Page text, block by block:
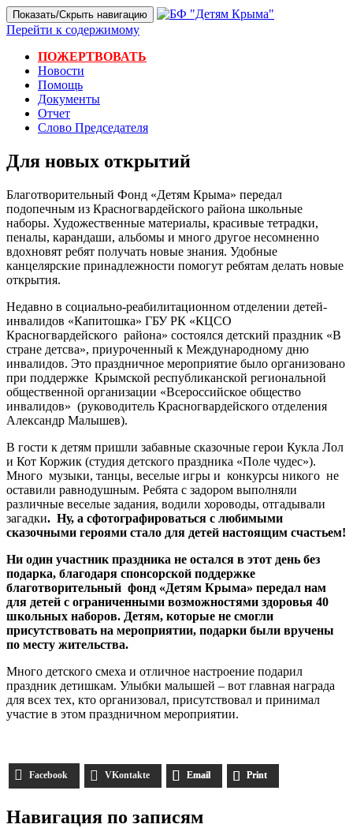
Показать/Скрыть навигацию
Перейти к содержимому
ПОЖЕРТВОВАТЬ
Новости
Помощь
Документы
Отчет
Слово Председателя
Для новых открытий
Благотворительный Фонд «Детям Крыма» передал
подопечным из Красногвардейского района школьные
наборы. Художественные материалы, красивые тетрадки,
пеналы, карандаши, альбомы и много другое несомненно
вдохновят ребят получать новые знания. Удобные
канцелярские принадлежности помогут ребятам делать новые
открытия.
Недавно в социально-реабилитационном отделении детей-
инвалидов «Капитошка» ГБУ РК «КЦСО
Красногвардейского района» состоялся детский праздник «В
стране детсва», приуроченный к Международному дню
инвалидов. Это праздничное мероприятие было организовано
при поддержке Крымской республиканской региональной
общественной организации «Всероссийское общество
инвалидов» (руководитель Красногвардейского отделения
Александр Малышев).
В гости к детям пришли забавные сказочные герои Кукла Лол
и Кот Коржик (студия детского праздника «Поле чудес»).
Много музыки, танцы, веселые игры и конкурсы никого не
оставили равнодушным. Ребята с задором выполняли
различные веселые задания, водили хороводы, отгадывали
загадки. Ну, а сфотографироваться с любимыми
сказочными героями стало для детей настоящим счастьем!
Ни один участник праздника не остался в этот день без
подарка, благодаря спонсорской поддержке
благотворительный фонд «Детям Крыма» передал нам
для детей с ограниченными возможностями здоровья 40
школьных наборов. Детям, которые не смогли
присутствовать на мероприятии, подарки были вручены
по месту жительства.
Много детского смеха и отличное настроение подарил
праздник детишкам. Улыбки малышей – вот главная награда
для всех тех, кто организовал, присутствовал и принимал
участие в этом праздничном мероприятии.
Facebook VKontakte Email Print
Навигация по записям